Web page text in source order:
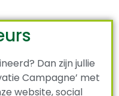
Dan zijn jullie
Campagne’ met
website, social